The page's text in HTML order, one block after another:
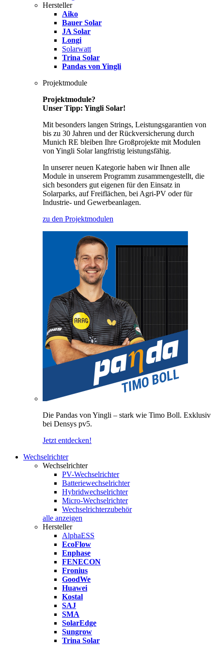
Hersteller
Aiko
Bauer Solar
JA Solar
Longi
Solarwatt
Trina Solar
Pandas von Yingli
Projektmodule
Projektmodule?
Unser Tipp: Yingli Solar!
Mit besonders langen Strings, Leistungsgarantien von
bis zu 30 Jahren und der Rückversicherung durch
Munich RE bleiben Ihre Großprojekte mit Modulen
von Yingli Solar langfristig leistungsfähig.
In unserer neuen Kategorie haben wir Ihnen alle
Module in unserem Programm zusammengestellt, die
sich besonders gut eigenen für den Einsatz in
Solarparks, auf Freiflächen, bei Agri-PV oder für
Industrie- und Gewerbeanlagen.
zu den Projektmodulen
Die Pandas von Yingli – stark wie Timo Boll. Exklusiv
bei Densys pv5.
Jetzt entdecken!
Wechselrichter
Wechselrichter
PV-Wechselrichter
Batteriewechselrichter
Hybridwechselrichter
Micro-Wechselrichter
Wechselrichterzubehör
alle anzeigen
Hersteller
AlphaESS
EcoFlow
Enphase
FENECON
Fronius
GoodWe
Huawei
Kostal
SAJ
SMA
SolarEdge
Sungrow
Trina Solar